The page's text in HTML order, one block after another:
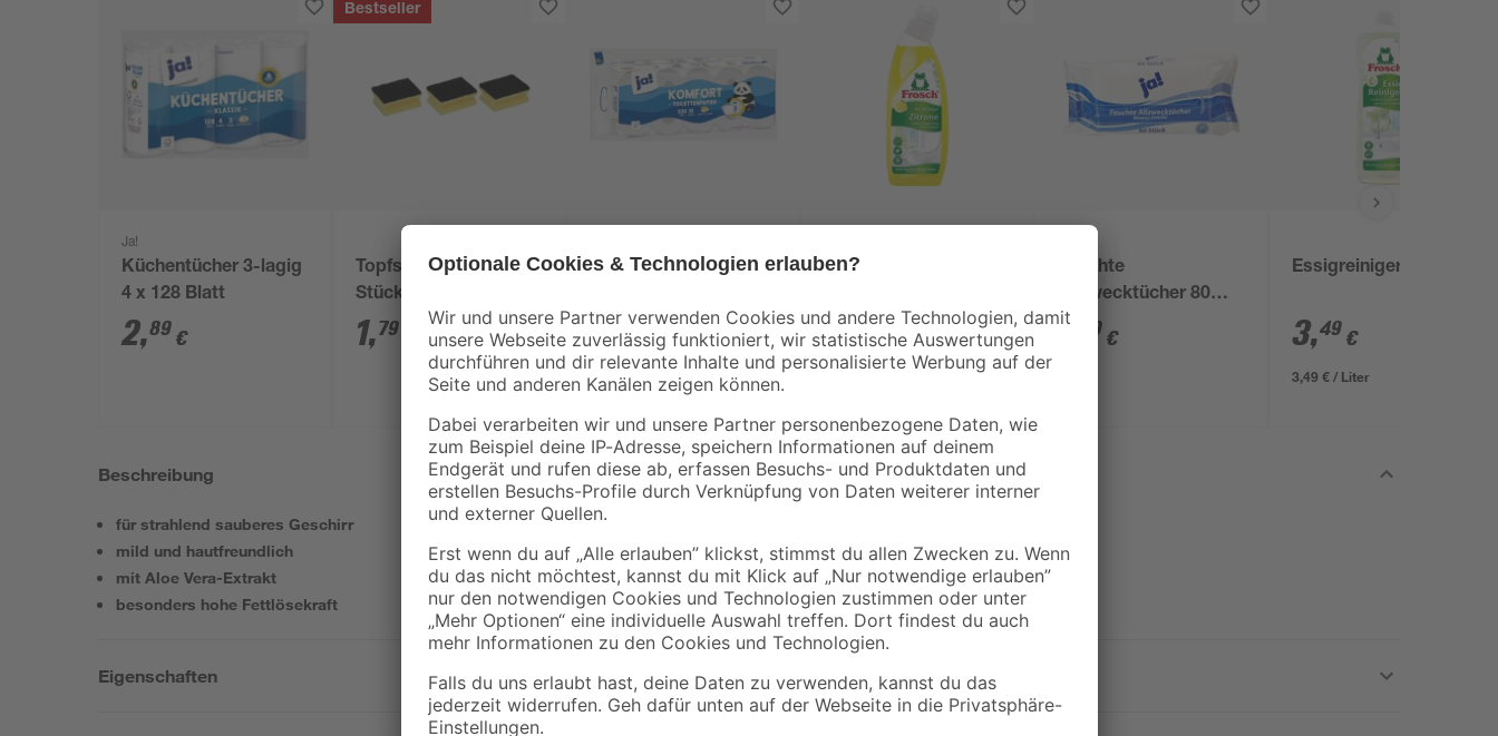
Ja!
Küchentücher 3-lagig
4 x 128 Blatt
2,89 €
Bestseller
Topfschwamm 3
Stück
1,79
Toilettenpapier 3-
4,19 €
WC-Reiniger Zitrone
4,49€
Feuchte
Allzwecktücher 80
Stück
1 99 €
Essigreiniger 1000 ml
3,49 €
3,49 € / Liter
Beschreibung
für strahlend sauberes Geschirr
mild und hautfreundlich
mit Aloe Vera-Extrakt
besonders hohe Fettlösekraft
Eigenschaften